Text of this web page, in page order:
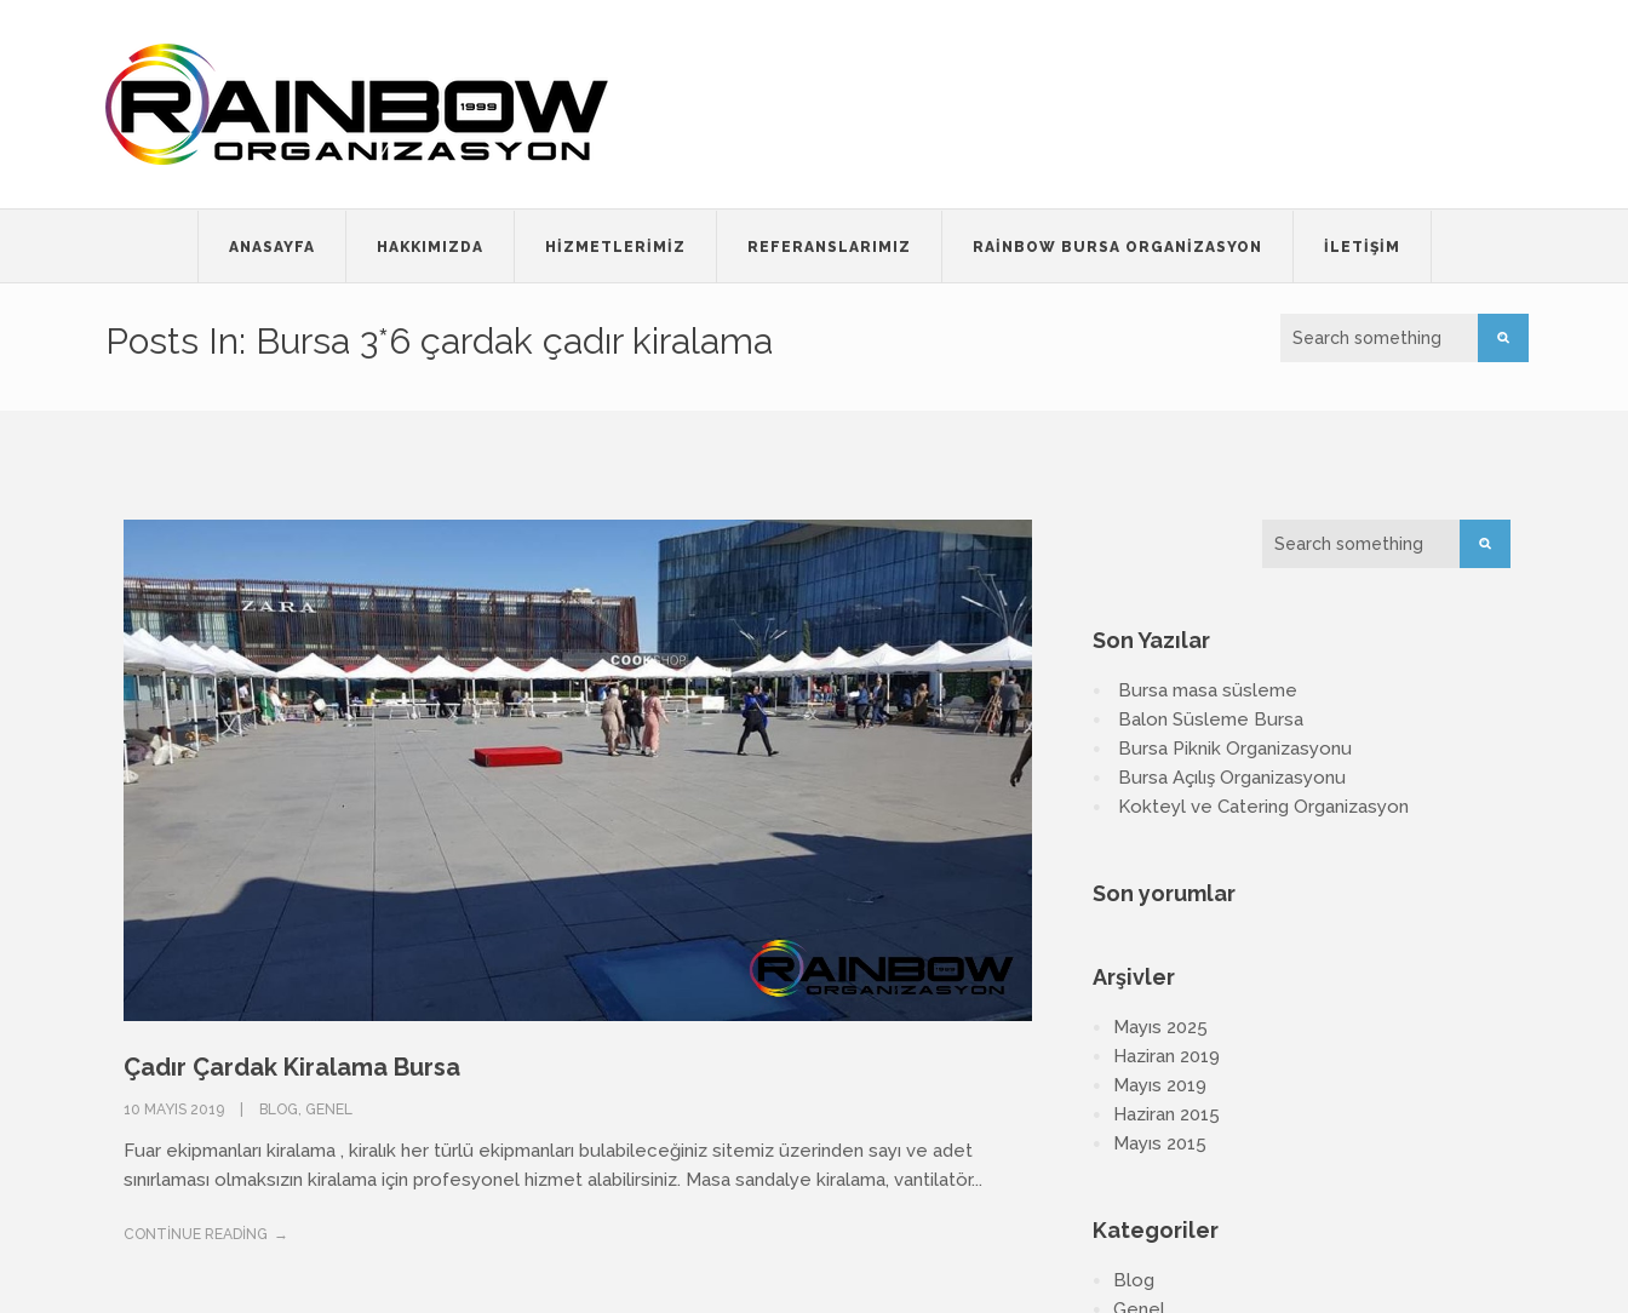
ANASAYFA HAKKIMIZDA HIZMETLERIMIZ REFERANSLARIMIZ RAINBOW BURSA ORGANIZASYON İLETIŞIM
Posts In: Bursa 3*6 çardak çadır kiralama
Çadır Çardak Kiralama Bursa
10 MAYIS 2019 BLOG, GENEL
Fuar ekipmanları kiralama , kiralık her türlü ekipmanları bulabileceğiniz sitemiz üzerinden sayı ve adet
sınırlaması olmaksızın kiralama için profesyonel hizmet alabilirsiniz. Masa sandalye kiralama, vantilatör...
CONTINUE READING
Son Yazılar
Bursa masa süsleme
Balon Süsleme Bursa
Bursa Piknik Organizasyonu
Bursa Açılış Organizasyonu
Kokteyl ve Catering Organizasyon
Son yorumlar
Arşivler
Mayıs 2025
Haziran 2019
Mayıs 2019
Haziran 2015
Mayıs 2015
Kategoriler
Blog